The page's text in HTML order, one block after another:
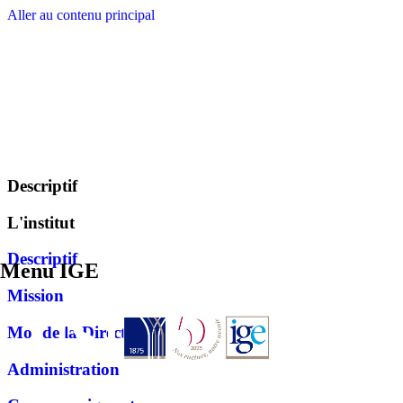
Aller au contenu principal
Menu IGE
Descriptif
L'institut
Descriptif
Mission
Mot de la Directrice
Administration